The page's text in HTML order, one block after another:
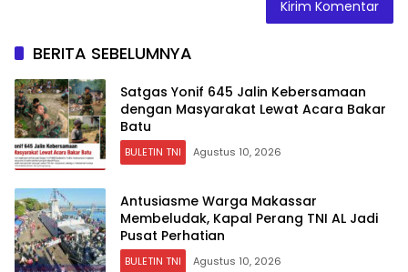
BERITA SEBELUMNYA
Satgas Yonif 645 Jalin Kebersamaan
dengan Masyarakat Lewat Acara Bakar
Batu
BULETIN TNI Agustus 10, 2026
Antusiasme Warga Makassar
Membeludak, Kapal Perang TNI AL Jadi
Pusat Perhatian
BULETIN TNI Agustus 10, 2026